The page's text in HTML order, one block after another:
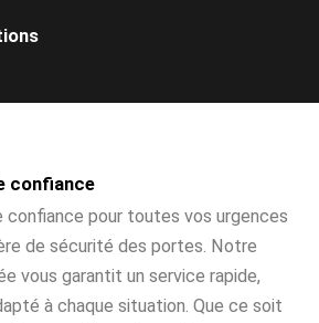
confiance
confiance pour toutes vos urgences
de sécurité des portes. Notre
vous garantit un service rapide,
à chaque situation. Que ce soit